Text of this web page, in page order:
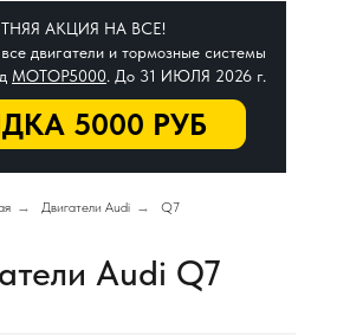
5000 РУБ
АКЦИЯ НА ВСЕ!
двигатели и тормозные системы
МОТОР5000. До 31 ИЮЛЯ 2026 г.
→ Двигатели Audi → Q7
Audi Q7